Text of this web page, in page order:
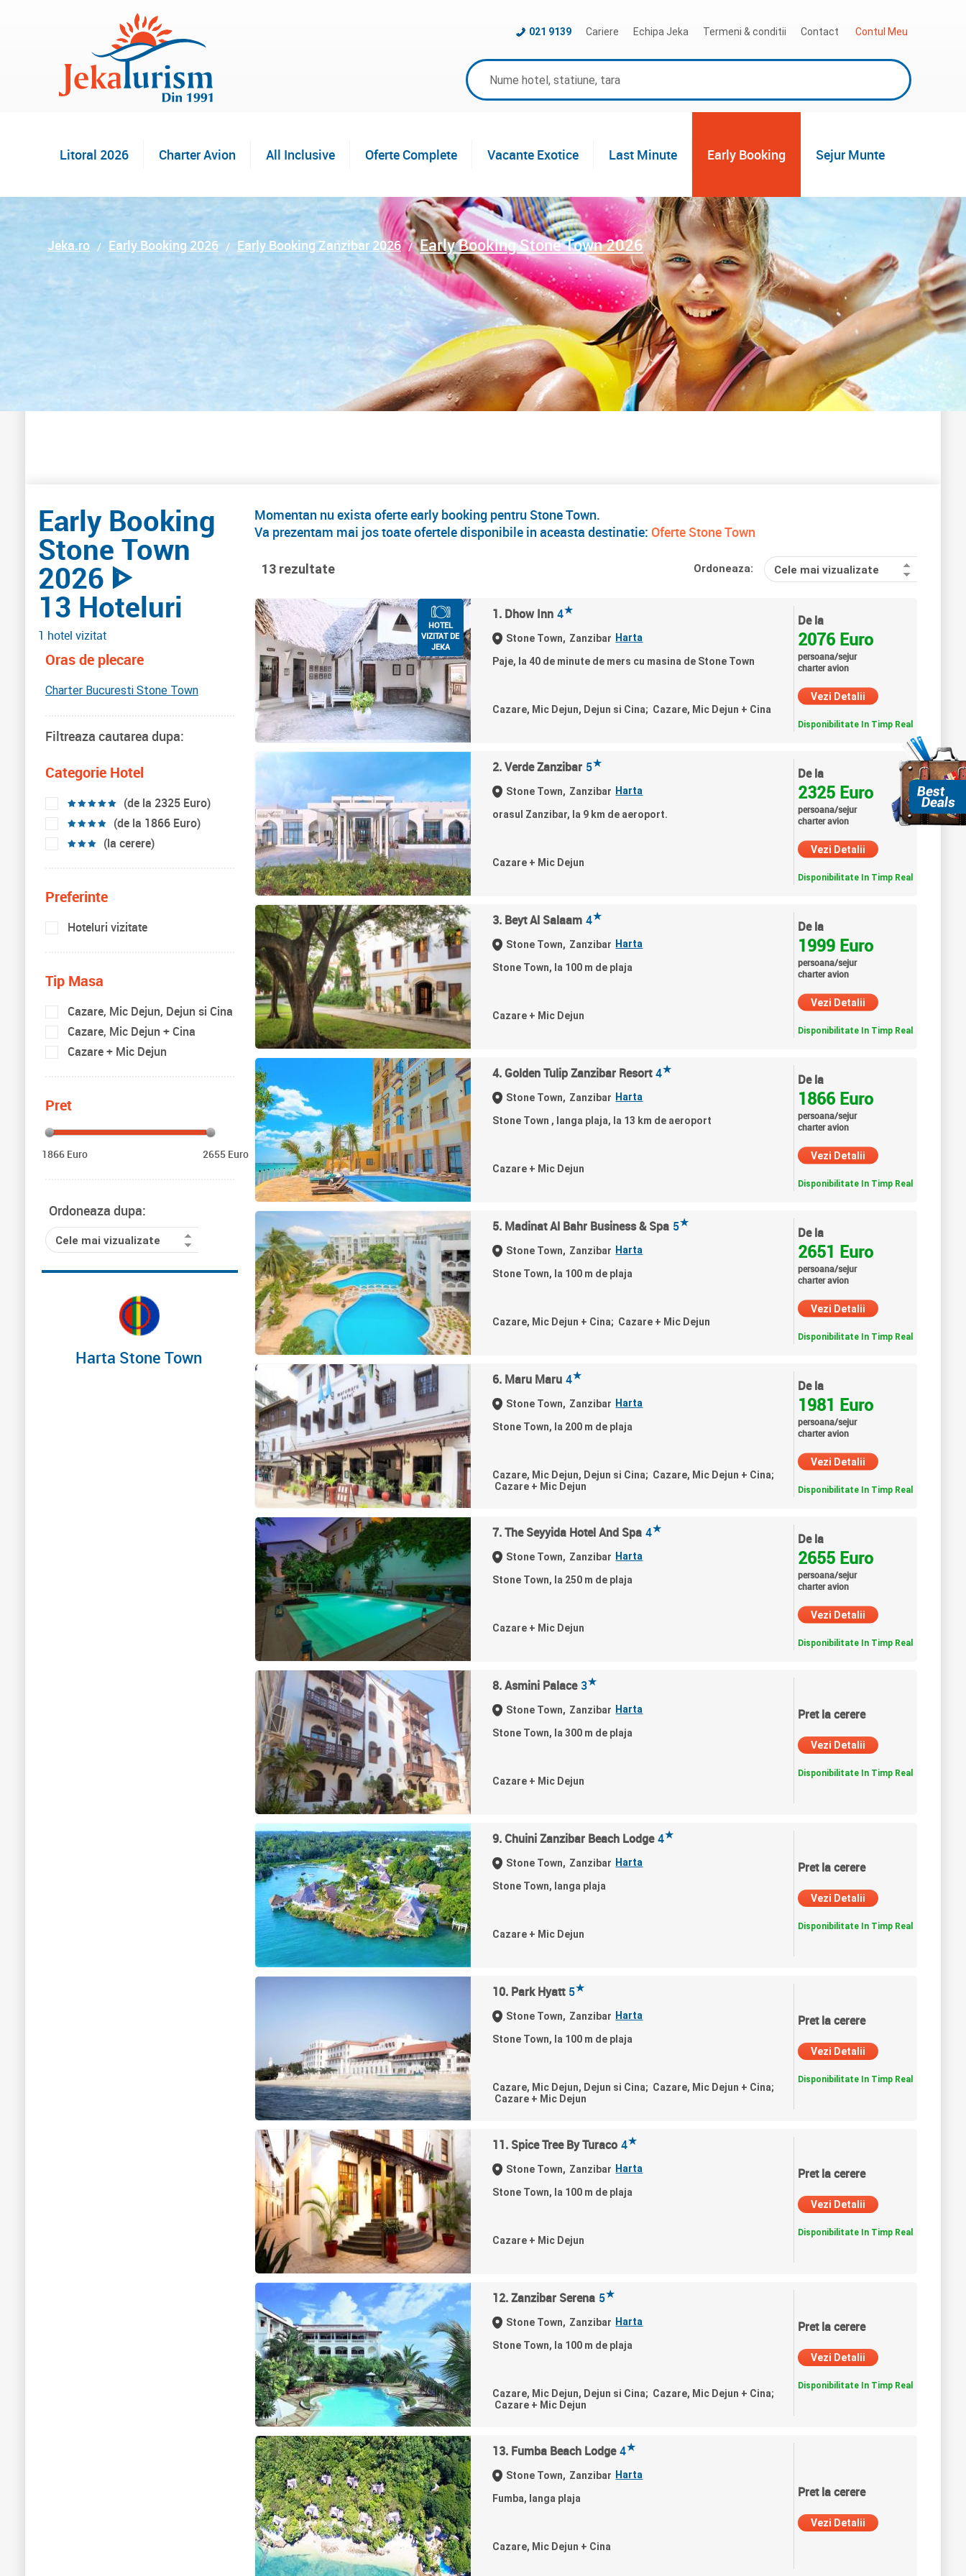
Cariere Echipa Jeka Termeni & conditii Contact Contul Meu
021 9139
Litoral 2026 Charter Avion All Inclusive Oferte Complete Vacante Exotice Last Minute Early Booking Sejur Munte
Jeka.ro Early Booking 2026 Early Booking Zanzibar 2026 Early Booking Stone Town 2026
Momentan nu exista oferte early booking pentru Stone Town.
Va prezentam mai jos toate ofertele disponibile in aceasta destinatie: Oferte Stone Town
13 rezultate Ordoneaza: Cele mai vizualizate
HOTEL
VIZITAT DE
JEKA
De la
2076 Euro
persoana/sejur
charter avion
Vezi Detalii
Disponibilitate In Timp Real
1. Dhow Inn 4★
Stone Town, Zanzibar Harta
Paje, la 40 de minute de mers cu masina de Stone Town
Cazare, Mic Dejun, Dejun si Cina; Cazare, Mic Dejun + Cina
De la
2325 Euro
persoana/sejur
charter avion
Vezi Detalii
Disponibilitate In Timp Real
2. Verde Zanzibar 5★
Stone Town, Zanzibar Harta
orasul Zanzibar, la 9 km de aeroport.
Cazare + Mic Dejun
De la
1999 Euro
persoana/sejur
charter avion
Vezi Detalii
Disponibilitate In Timp Real
3. Beyt Al Salaam 4★
Stone Town, Zanzibar Harta
Stone Town, la 100 m de plaja
Cazare + Mic Dejun
De la
1866 Euro
persoana/sejur
charter avion
Vezi Detalii
Disponibilitate In Timp Real
4. Golden Tulip Zanzibar Resort 4★
Stone Town, Zanzibar Harta
Stone Town , langa plaja, la 13 km de aeroport
Cazare + Mic Dejun
De la
2651 Euro
persoana/sejur
charter avion
Vezi Detalii
Disponibilitate In Timp Real
5. Madinat Al Bahr Business & Spa 5★
Stone Town, Zanzibar Harta
Stone Town, la 100 m de plaja
Cazare, Mic Dejun + Cina; Cazare + Mic Dejun
De la
1981 Euro
persoana/sejur
charter avion
Vezi Detalii
Disponibilitate In Timp Real
6. Maru Maru 4★
Stone Town, Zanzibar Harta
Stone Town, la 200 m de plaja
Cazare, Mic Dejun, Dejun si Cina; Cazare, Mic Dejun + Cina;
Cazare + Mic Dejun
De la
2655 Euro
persoana/sejur
charter avion
Vezi Detalii
Disponibilitate In Timp Real
7. The Seyyida Hotel And Spa 4★
Stone Town, Zanzibar Harta
Stone Town, la 250 m de plaja
Cazare + Mic Dejun
Pret la cerere
Vezi Detalii
Disponibilitate In Timp Real
8. Asmini Palace 3★
Stone Town, Zanzibar Harta
Stone Town, la 300 m de plaja
Cazare + Mic Dejun
Pret la cerere
Vezi Detalii
Disponibilitate In Timp Real
9. Chuini Zanzibar Beach Lodge 4★
Stone Town, Zanzibar Harta
Stone Town, langa plaja
Cazare + Mic Dejun
Pret la cerere
Vezi Detalii
Disponibilitate In Timp Real
10. Park Hyatt 5★
Stone Town, Zanzibar Harta
Stone Town, la 100 m de plaja
Cazare, Mic Dejun, Dejun si Cina; Cazare, Mic Dejun + Cina;
Cazare + Mic Dejun
Pret la cerere
Vezi Detalii
Disponibilitate In Timp Real
11. Spice Tree By Turaco 4★
Stone Town, Zanzibar Harta
Stone Town, la 100 m de plaja
Cazare + Mic Dejun
Pret la cerere
Vezi Detalii
Disponibilitate In Timp Real
12. Zanzibar Serena 5★
Stone Town, Zanzibar Harta
Stone Town, la 100 m de plaja
Cazare, Mic Dejun, Dejun si Cina; Cazare, Mic Dejun + Cina;
Cazare + Mic Dejun
Pret la cerere
Vezi Detalii
13. Fumba Beach Lodge 4★
Stone Town, Zanzibar Harta
Fumba, langa plaja
Cazare, Mic Dejun + Cina
Early Booking
Stone Town
2026 ᐈ
13 Hoteluri
1 hotel vizitat
Oras de plecare
Charter Bucuresti Stone Town
Filtreaza cautarea dupa:
Categorie Hotel
(de la 2325 Euro)
(de la 1866 Euro)
(la cerere)
Preferinte
Hoteluri vizitate
Tip Masa
Cazare, Mic Dejun, Dejun si Cina
Cazare, Mic Dejun + Cina
Cazare + Mic Dejun
Pret
1866 Euro 2655 Euro
Ordoneaza dupa:
Cele mai vizualizate
Harta Stone Town